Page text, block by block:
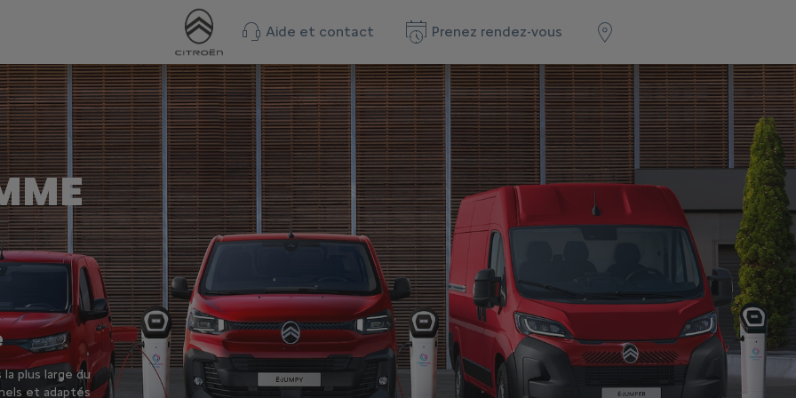
Aide et contact Prenez rendez-vous
plus large du
et adaptés